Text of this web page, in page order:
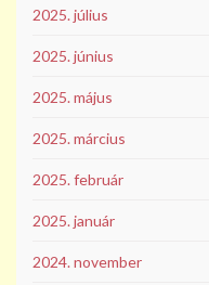
2025. július
2025. június
2025. május
2025. március
2025. február
2025. január
2024. november